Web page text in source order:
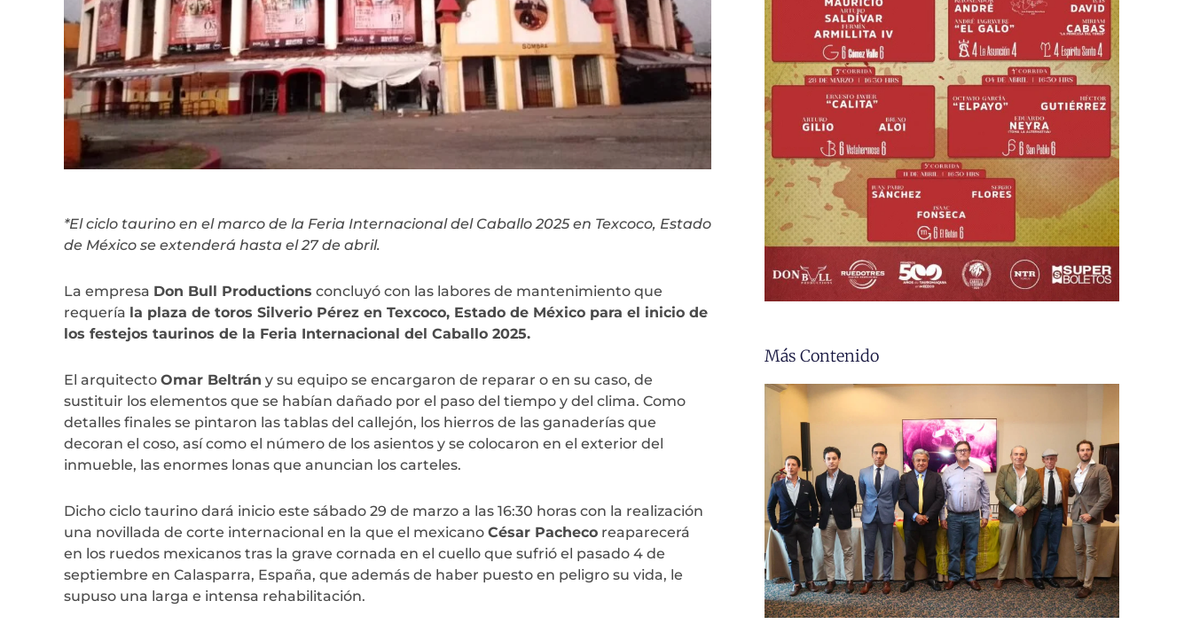
*El ciclo taurino en el marco de la Feria Internacional del Caballo 2025 en Texcoco, Estado
de México se extenderá hasta el 27 de abril.
La empresa Don Bull Productions concluyó con las labores de mantenimiento que
requería la plaza de toros Silverio Pérez en Texcoco, Estado de México para el inicio de
los festejos taurinos de la Feria Internacional del Caballo 2025.
El arquitecto Omar Beltrán y su equipo se encargaron de reparar o en su caso, de
sustituir los elementos que se habían dañado por el paso del tiempo y del clima. Como
detalles finales se pintaron las tablas del callejón, los hierros de las ganaderías que
decoran el coso, así como el número de los asientos y se colocaron en el exterior del
inmueble, las enormes lonas que anuncian los carteles.
Dicho ciclo taurino dará inicio este sábado 29 de marzo a las 16:30 horas con la realización
una novillada de corte internacional en la que el mexicano César Pacheco reaparecerá
en los ruedos mexicanos tras la grave cornada en el cuello que sufrió el pasado 4 de
septiembre en Calasparra, España, que además de haber puesto en peligro su vida, le
supuso una larga e intensa rehabilitación.
Más Contenido